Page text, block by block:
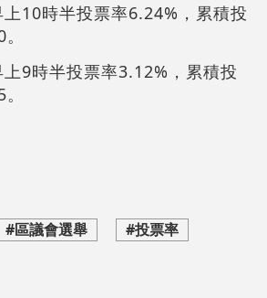
10時半投票率6.24%，累積投
9時半投票率3.12%，累積投
#區議會選舉
#投票率